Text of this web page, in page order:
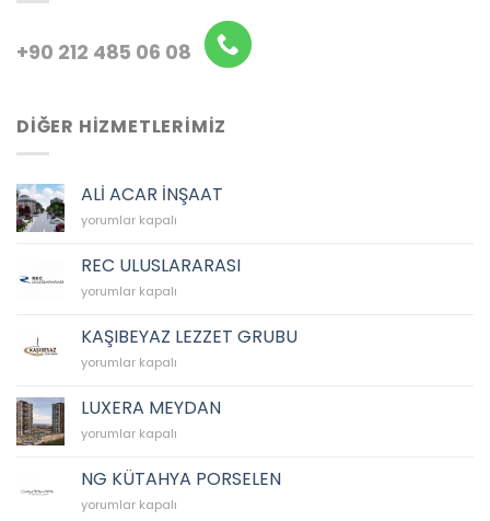
+90 212 485 06 08
DİĞER HİZMETLERİMİZ
ALİ ACAR İNŞAAT
ALİ
İNŞAAT
için
yorumlar kapalı
REC ULUSLARARASI
REC
için
yorumlar kapalı
KAŞIBEYAZ LEZZET GRUBU
KAŞIBEYAZ
GRUBU
için
yorumlar kapalı
LUXERA MEYDAN
LUXERA
için
yorumlar kapalı
NG KÜTAHYA PORSELEN
NG
yorumlar kapalı